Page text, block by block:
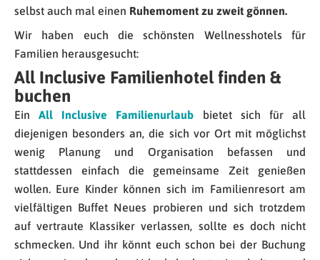
selbst auch mal einen Ruhemoment zu zweit gönnen.
Wir haben euch die schönsten Wellnesshotels für
Familien herausgesucht:
All Inclusive Familienhotel finden &
buchen
EinAll Inclusive Familienurlaub bietet sich für all
diejenigen besonders an, die sich vor Ort mit möglichst
wenig Planung und Organisation befassen und
stattdessen einfach die gemeinsame Zeit genießen
wollen. Eure Kinder können sich im Familienresort am
vielfältigen Buffet Neues probieren und sich trotzdem
auf vertraute Klassiker verlassen, sollte es doch nicht
schmecken. Und ihr könnt euch schon bei der Buchung